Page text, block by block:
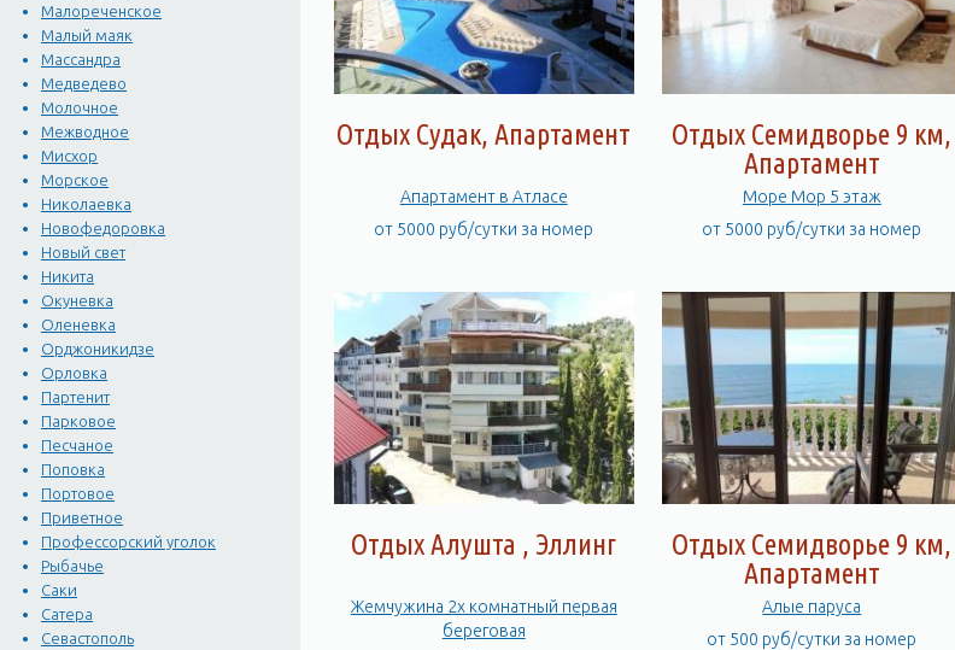
Малореченское
Малый маяк
Массандра
Медведево
Молочное
Межводное
Мисхор
Морское
Николаевка
Новофедоровка
Новый свет
Никита
Окуневка
Оленевка
Орджоникидзе
Орловка
Партенит
Парковое
Песчаное
Поповка
Портовое
Приветное
Профессорский уголок
Рыбачье
Саки
Сатера
Севастополь
Отдых Судак, Апартамент
Апартамент в Атласе
от 5000 руб/сутки за номер
Отдых Семидворье 9 км,
Апартамент
Море Мор 5 этаж
от 5000 руб/сутки за номер
Отдых Алушта , Эллинг
Жемчужина 2х комнатный первая
береговая
Отдых Семидворье 9 км,
Апартамент
Алые паруса
от 500 руб/сутки за номер